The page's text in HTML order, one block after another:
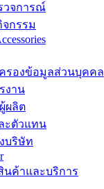
วจการณ์
กรรม
รองข้อมูลส่วนบุคคล
งาน
ผลิต
ะตัวแทน
บริษัท
นค้าและบริการ